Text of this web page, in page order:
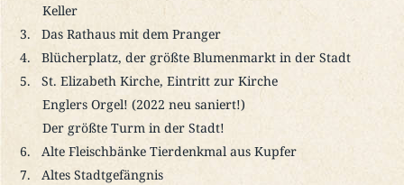
Keller
Das Rathaus mit dem Pranger
Blücherplatz, der größte Blumenmarkt in der Stadt
St. Elizabeth Kirche, Eintritt zur Kirche
Englers Orgel! (2022 neu saniert!)
Der größte Turm in der Stadt!
Alte Fleischbänke Tierdenkmal aus Kupfer
Altes Stadtgefängnis